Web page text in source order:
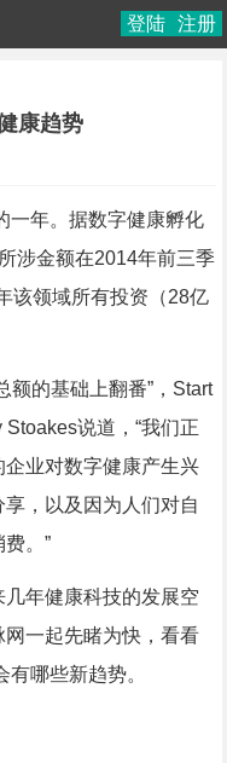
登陆 注册
康趋势
一年。据数字健康孵化
涉金额在2014年前三季
该领域所有投资（28亿
额的基础上翻番”，Start
说道，“我们正
业对数字健康产生兴
，以及因为人们对自
。”
年健康科技的发展空
一起先睹为快，看看
哪些新趋势。